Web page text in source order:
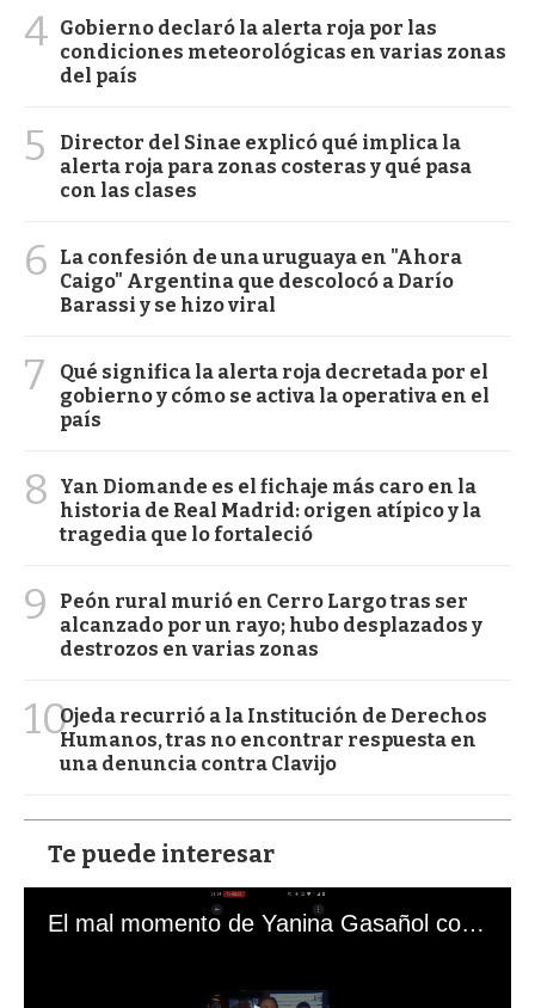
4 Gobierno declaró la alerta roja por las
condiciones meteorológicas en varias zonas
del país
5
Director del Sinae explicó qué implica la
alerta roja para zonas costeras y qué pasa
con las clases
6
La confesión de una uruguaya en "Ahora
Caigo" Argentina que descolocó a Darío
Barassi y se hizo viral
7
Qué significa la alerta roja decretada por el
gobierno y cómo se activa la operativa en el
país
8
Yan Diomande es el fichaje más caro en la
historia de Real Madrid: origen atípico y la
tragedia que lo fortaleció
9
Peón rural murió en Cerro Largo tras ser
alcanzado por un rayo; hubo desplazados y
destrozos en varias zonas
10Ojeda recurrió a la Institución de Derechos
Humanos, tras no encontrar respuesta en
una denuncia contra Clavijo
Te puede interesar
El mal momento de Yanina Gasañol con un hincha argentino en "Subrayado"